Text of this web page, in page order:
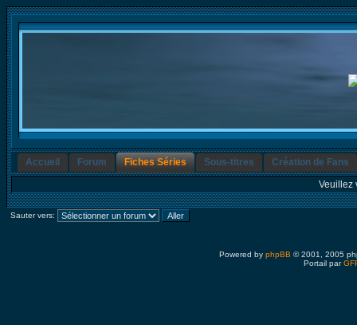
Accueil Forum Fiches Séries Sous-titres
Création de Fans
Veuillez
Sauter vers:
Powered by phpBB © 2001, 2005
Portail par